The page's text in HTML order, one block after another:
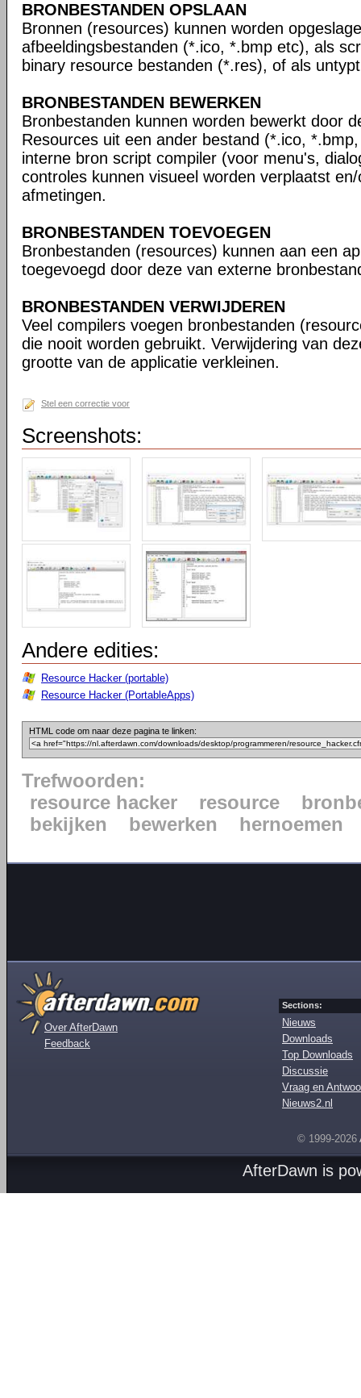
BRONBESTANDEN OPSLAAN
Bronnen (resources) kunnen worden
afbeeldingsbestanden (*.ico, *.bmp etc), als
binary resource bestanden (*.res), of als
BRONBESTANDEN BEWERKEN
Bronbestanden kunnen worden bewerkt door
Resources uit een ander bestand (*.ico,
interne bron script compiler (voor menu's,
controles kunnen visueel worden verplaatst
afmetingen.
BRONBESTANDEN TOEVOEGEN
Bronbestanden (resources) kunnen aan een
toegevoegd door deze van externe
BRONBESTANDEN VERWIJDEREN
Veel compilers voegen bronbestanden
die nooit worden gebruikt. Verwijdering van
grootte van de applicatie verkleinen.
Stel een correctie voor
Screenshots:
Andere edities:
Resource Hacker (portable)
Resource Hacker (PortableApps)
HTML code om naar deze pagina te linken:
Trefwoorden:
resource hacker
resource
bekijken
bewerken hernoemen
Over AfterDawn
Feedback
Sections:
Nieuws
Downloads
Top Downloads
Discussie
Vraag en
Nieuws2.nl
© 1999-2026
AfterDawn is